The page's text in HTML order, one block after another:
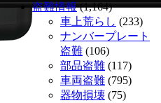
盗難情報(1,164)
車上荒らし (233)
ナンバープレート
盗難 (106)
部品盗難 (117)
車両盗難 (795)
器物損壊 (75)